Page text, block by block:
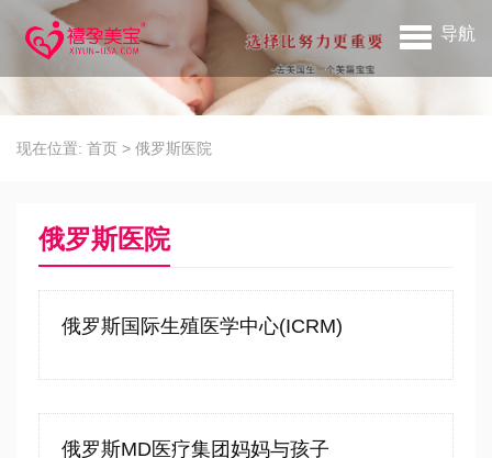
导航
现在位置: 首页 > 俄罗斯医院
俄罗斯医院
俄罗斯国际生殖医学中心(ICRM)
俄罗斯MD医疗集团妈妈与孩子